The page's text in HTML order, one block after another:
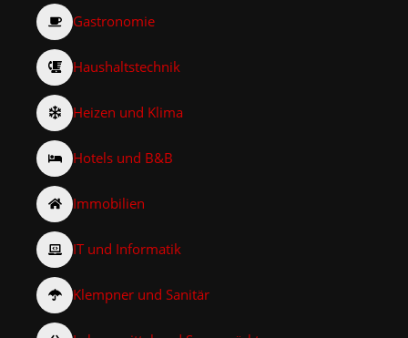
Gastronomie
Haushaltstechnik
Heizen und Klima
Hotels und B&B
Immobilien
IT und Informatik
Klempner und Sanitär